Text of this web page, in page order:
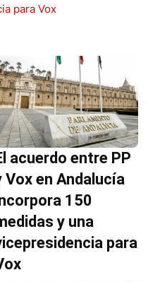
para Vox
acuerdo entre PP
Vox en Andalucía
150
y una
para